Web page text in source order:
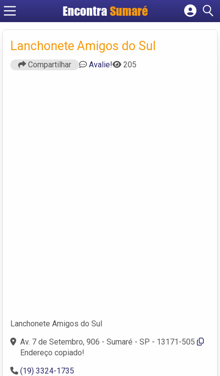
Encontra Sumaré
Cadastrar empresa
Criar conta
Lanchonete Amigos do Sul
Compartilhar Avalie! 205
Lanchonete Amigos do Sul
Av. 7 de Setembro, 906 - Sumaré - SP - 13171-505
Endereço copiado!
(19) 3324-1735